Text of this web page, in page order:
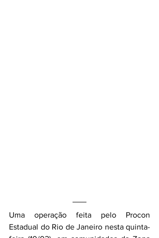
Uma operação feita pelo Procon
Estadual do Rio de Janeiro nesta quinta-